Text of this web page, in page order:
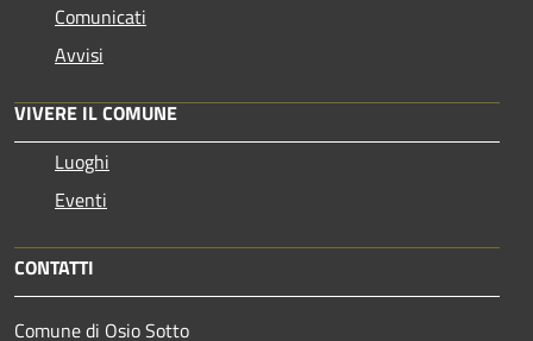
Comunicati
Avvisi
VIVERE IL COMUNE
Luoghi
Eventi
CONTATTI
Comune di Osio Sotto